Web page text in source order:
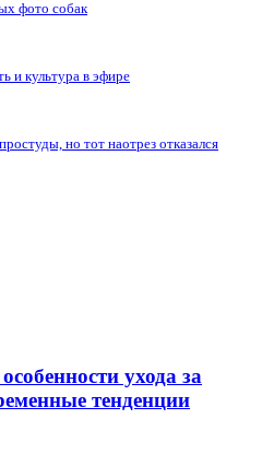
фото собак
и культура в эфире
но тот наотрез отказался
ухода за
тенденции